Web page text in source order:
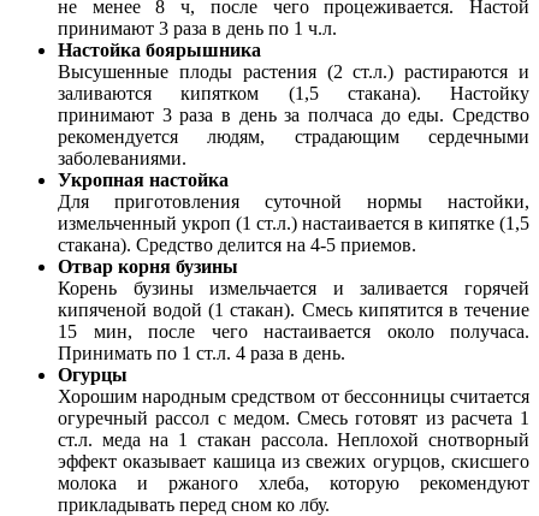
не менее 8 ч, после чего процеживается. Настой
принимают 3 раза в день по 1 ч.л.
Настойка боярышника
Высушенные плоды растения (2 ст.л.) растираются и
заливаются кипятком (1,5 стакана). Настойку
принимают 3 раза в день за полчаса до еды. Средство
рекомендуется людям, страдающим сердечными
заболеваниями.
Укропная настойка
Для приготовления суточной нормы настойки,
измельченный укроп (1 ст.л.) настаивается в кипятке (1,5
стакана). Средство делится на 4-5 приемов.
Отвар корня бузины
Корень бузины измельчается и заливается горячей
кипяченой водой (1 стакан). Смесь кипятится в течение
15 мин, после чего настаивается около получаса.
Принимать по 1 ст.л. 4 раза в день.
Огурцы
Хорошим народным средством от бессонницы считается
огуречный рассол с медом. Смесь готовят из расчета 1
ст.л. меда на 1 стакан рассола. Неплохой снотворный
эффект оказывает кашица из свежих огурцов, скисшего
молока и ржаного хлеба, которую рекомендуют
прикладывать перед сном ко лбу.